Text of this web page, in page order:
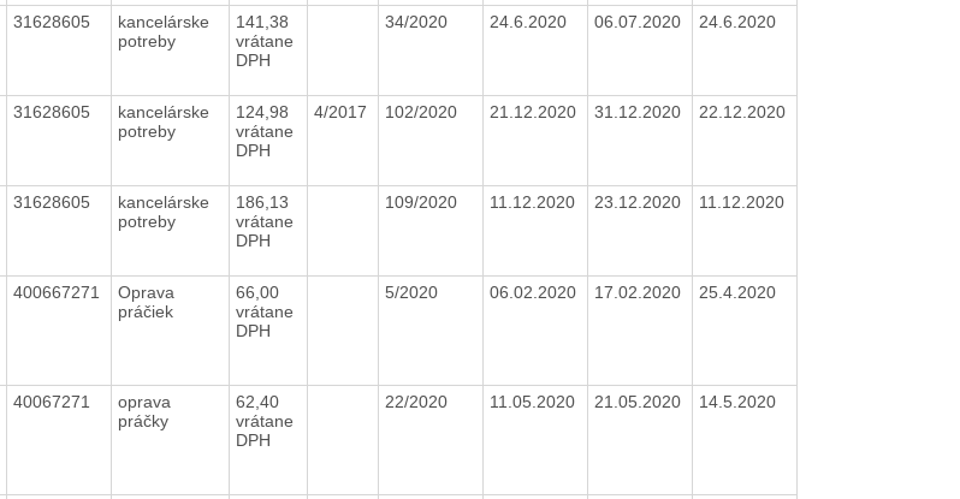
31628605
kancelárske
potreby
141,38
vrátane
DPH
34/2020 24.6.2020 06.07.2020 24.6.2020
31628605
kancelárske
potreby
124,98
vrátane
DPH
4/2017 102/2020 21.12.2020 31.12.2020 22.12.2020
31628605
kancelárske
potreby
186,13
vrátane
DPH
109/2020 11.12.2020 23.12.2020 11.12.2020
400667271
Oprava
práčiek
66,00
vrátane
DPH
5/2020 06.02.2020 17.02.2020 25.4.2020
40067271
oprava
práčky
62,40
vrátane
DPH
22/2020 11.05.2020 21.05.2020 14.5.2020